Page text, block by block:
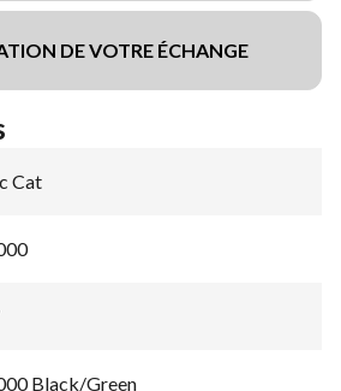
DE VOTRE ÉCHANGE
Cat
Black/Green